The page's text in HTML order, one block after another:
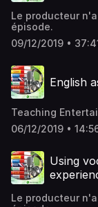
Le producteur
épisode.
09/12/2019 •
English
Teaching
06/12/2019 •
Using
Le producteur